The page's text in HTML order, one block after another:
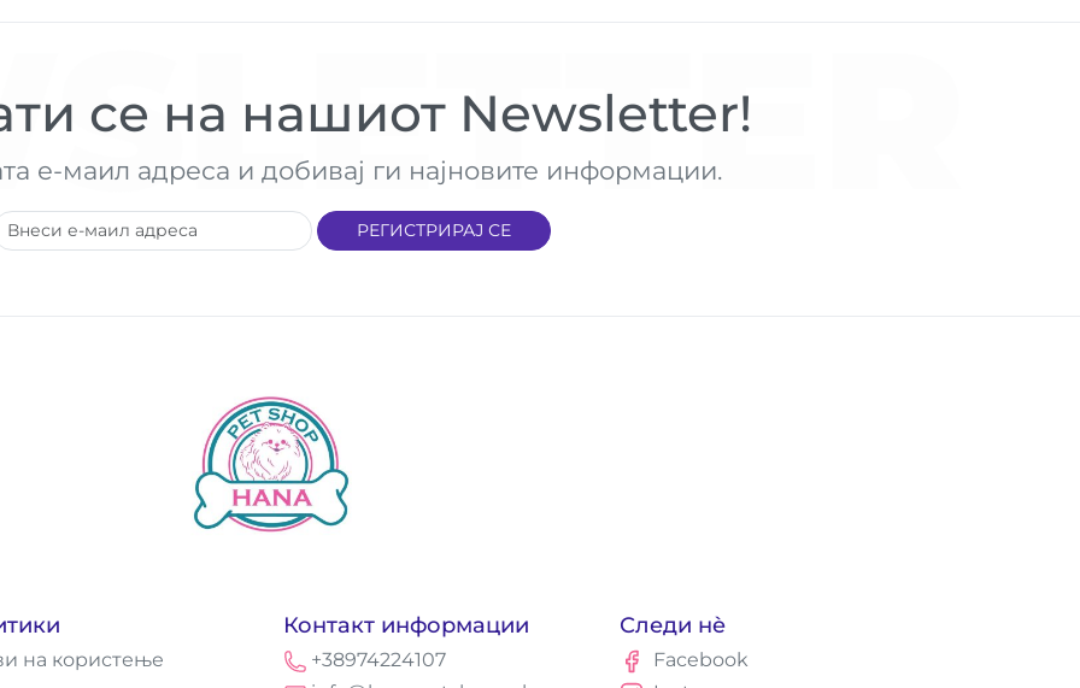
се на нашиот Newsletter!
е-маил адреса и добивај ги најновите информации.
РЕГИСТРИРАЈ СЕ
на користење
Контакт информации
+38974224107
Следи нè
Facebook